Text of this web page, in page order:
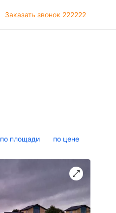
Заказать звонок 222222
по площади по цене